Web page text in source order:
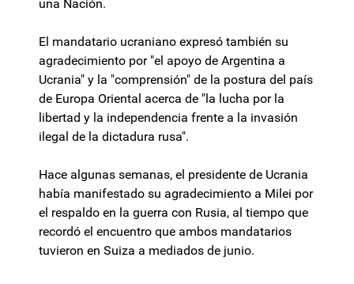
una Nación.
El mandatario ucraniano expresó también su
agradecimiento por "el apoyo de Argentina a
Ucrania" y la "comprensión" de la postura del país
de Europa Oriental acerca de "la lucha por la
libertad y la independencia frente a la invasión
ilegal de la dictadura rusa".
Hace algunas semanas, el presidente de Ucrania
había manifestado su agradecimiento a Milei por
el respaldo en la guerra con Rusia, al tiempo que
recordó el encuentro que ambos mandatarios
tuvieron en Suiza a mediados de junio.